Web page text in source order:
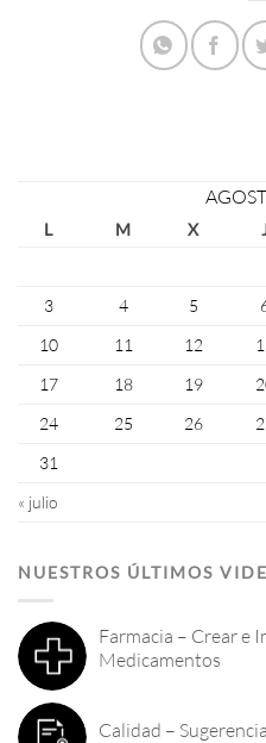
L M X
3
4 5
10
11 12
17
18 19
24
25 26
31
« julio
NUESTROS ÚLTIMOS
Farmacia – Crear e
Medicamentos
Calidad –